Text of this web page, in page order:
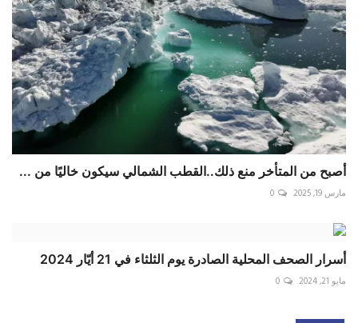
أصبح من المتأخر منع ذلك..القطب الشمالي سيكون خاليًا من ...
مارس 19, 2025 0
أسرار الصحف المحلية الصادرة يوم الثلثاء في 21 أيّار 2024
مايو 21, 2024 0